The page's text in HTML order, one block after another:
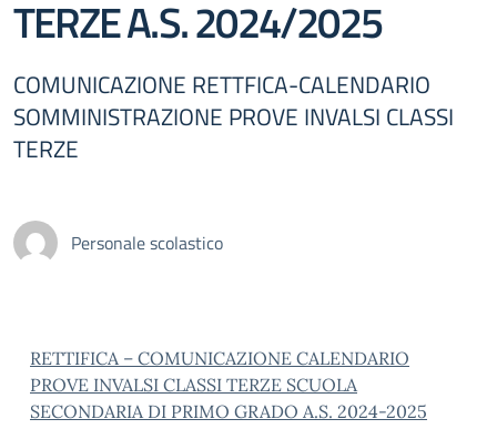
TERZE A.S. 2024/2025
COMUNICAZIONE RETTFICA-CALENDARIO
SOMMINISTRAZIONE PROVE INVALSI CLASSI
TERZE
Personale scolastico
RETTIFICA – COMUNICAZIONE CALENDARIO
PROVE INVALSI CLASSI TERZE SCUOLA
SECONDARIA DI PRIMO GRADO A.S. 2024-2025